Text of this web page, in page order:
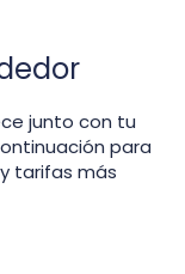
junto con tu
para
tarifas más